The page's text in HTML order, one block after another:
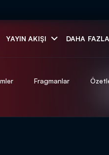
YAYIN AKIŞI DAHA FAZLA
Fragmanlar